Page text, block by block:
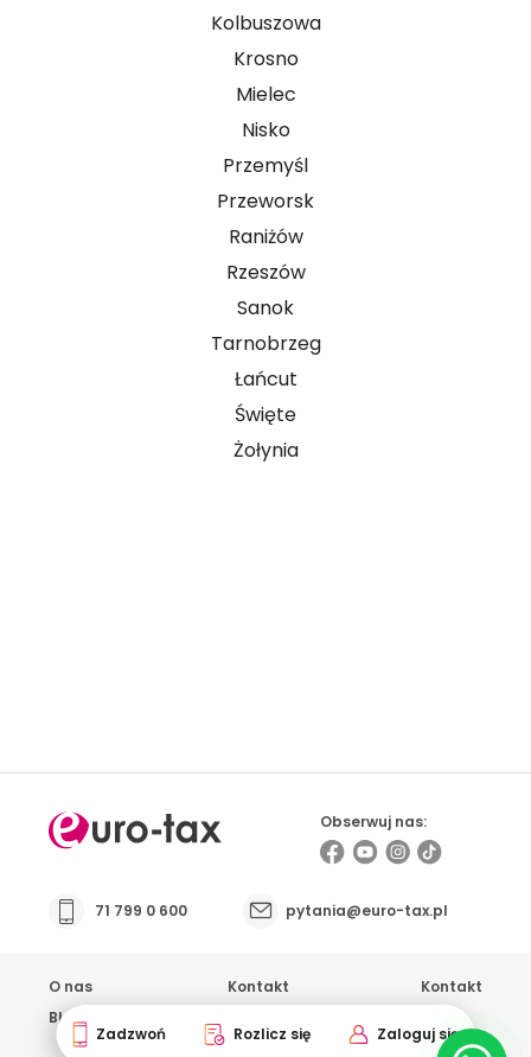
Kolbuszowa
Krosno
Mielec
Nisko
Przemyśl
Przeworsk
Raniżów
Rzeszów
Sanok
Tarnobrzeg
Łańcut
Święte
Żołynia
71 799 0 600 pytania@euro-tax.pl
Obserwuj nas:
O nas
Blog
Kontakt
Kontakt
Zadzwoń Rozlicz się Zaloguj się